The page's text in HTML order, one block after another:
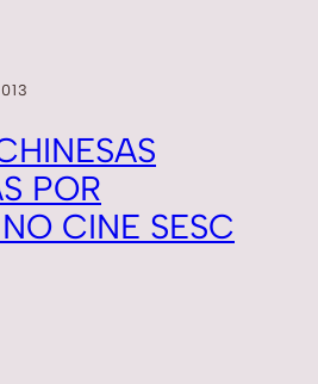
POR
CINE SESC